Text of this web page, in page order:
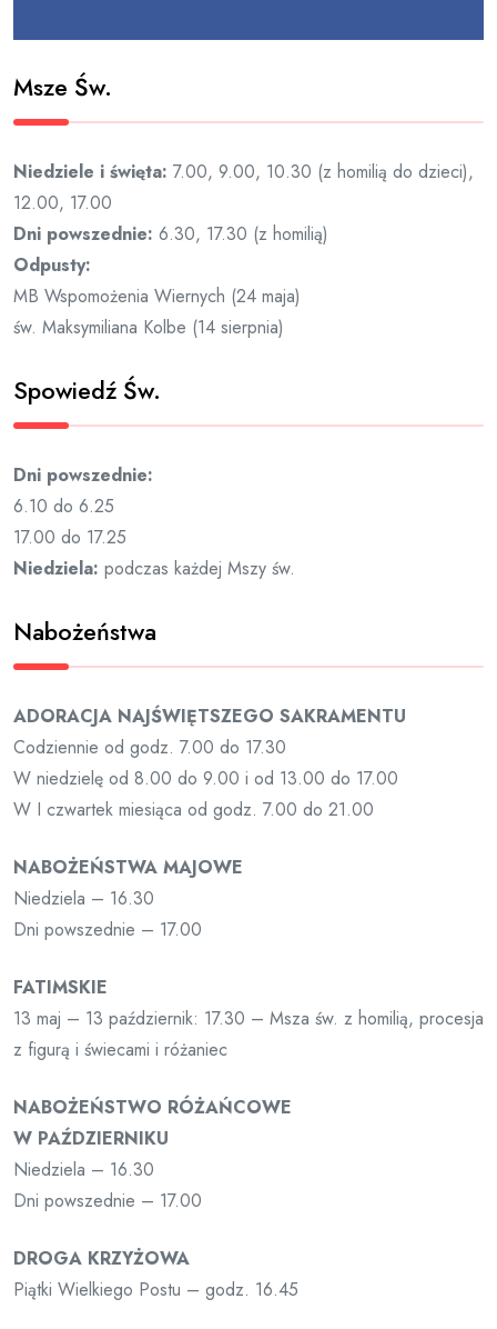
Msze Św.
Niedziele i święta: 7.00, 9.00, 10.30 (z homilią do dzieci),
12.00, 17.00
Dni powszednie: 6.30, 17.30 (z homilią)
Odpusty:
MB Wspomożenia Wiernych (24 maja)
św. Maksymiliana Kolbe (14 sierpnia)
Spowiedź Św.
Dni powszednie:
6.10 do 6.25
17.00 do 17.25
Niedziela: podczas każdej Mszy św.
Nabożeństwa
ADORACJA NAJŚWIĘTSZEGO SAKRAMENTU
Codziennie od godz. 7.00 do 17.30
W niedzielę od 8.00 do 9.00 i od 13.00 do 17.00
W I czwartek miesiąca od godz. 7.00 do 21.00
NABOŻEŃSTWA MAJOWE
Niedziela – 16.30
Dni powszednie – 17.00
FATIMSKIE
13 maj – 13 październik: 17.30 – Msza św. z homilią, procesja
z figurą i świecami i różaniec
NABOŻEŃSTWO RÓŻAŃCOWE
W PAŹDZIERNIKU
Niedziela – 16.30
Dni powszednie – 17.00
DROGA KRZYŻOWA
Piątki Wielkiego Postu – godz. 16.45